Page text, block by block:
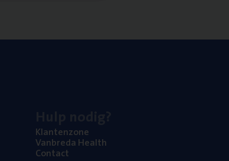
Klan­ten­zo­ne
Van­b­re­da Health
Con­tact